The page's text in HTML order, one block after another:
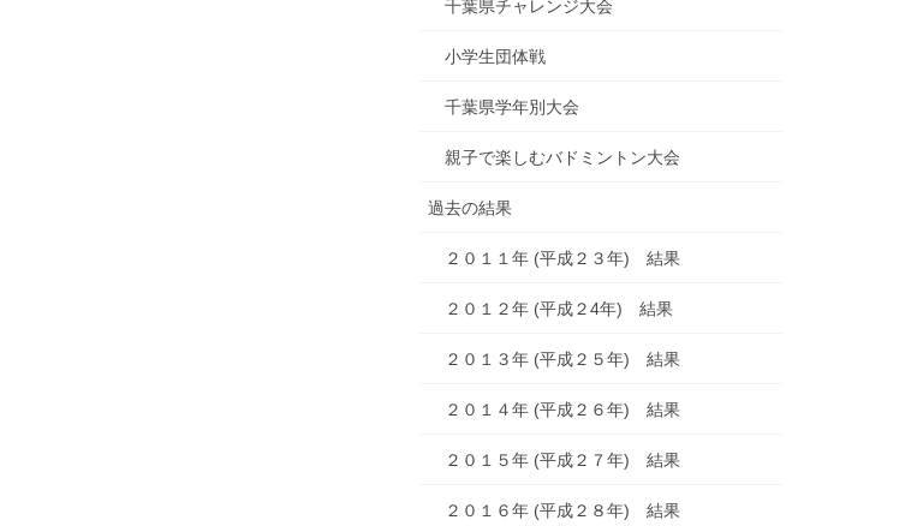
千葉県チャレンジ大会
小学生団体戦
千葉県学年別大会
親子で楽しむバドミントン大会
過去の結果
２０１１年 (平成２３年) 結果
２０１２年 (平成２4年) 結果
２０１３年 (平成２５年) 結果
２０１４年 (平成２６年) 結果
２０１５年 (平成２７年) 結果
２０１６年 (平成２８年) 結果